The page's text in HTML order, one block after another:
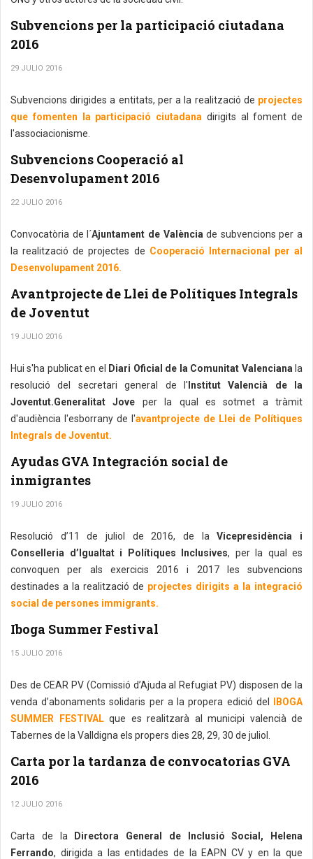
Subvencions per la participació ciutadana
2016
29 JULIO 2016
Subvencions dirigides a entitats, per a la realització de projectes
que fomenten la participació ciutadana dirigits al foment de
l'associacionisme.
Subvencions Cooperació al
Desenvolupament 2016
22 JULIO 2016
Convocatòria de l´Ajuntament de València de subvencions per a
la realització de projectes de Cooperació Internacional per al
Desenvolupament 2016.
Avantprojecte de Llei de Polítiques Integrals
de Joventut
19 JULIO 2016
Hui s'ha publicat en el Diari Oficial de la Comunitat Valenciana la
resolució del secretari general de l' Institut Valencià de la
Joventut.Generalitat Jove per la qual es sotmet a tràmit
d'audiència l'esborrany de l'avantprojecte de Llei de Polítiques
Integrals de Joventut.
Ayudas GVA Integración social de
inmigrantes
19 JULIO 2016
Resolució d’11 de juliol de 2016, de laVicepresidència i
Conselleria d’Igualtat i Polítiques Inclusives, per la qual es
convoquen per als exercicis 2016 i 2017 les subvencions
destinades a la realització de projectes dirigits a la integració
social de persones immigrants.
Iboga Summer Festival
15 JULIO 2016
Des de CEAR PV (Comissió d’Ajuda al Refugiat PV) disposen de la
venda d’abonaments solidaris per a la propera edició del
IBOGA
SUMMER FESTIVALque es realitzarà al municipi valencià de
Tabernes de la Valldigna els propers dies 28, 29, 30 de juliol.
Carta por la tardanza de convocatorias GVA
2016
12 JULIO 2016
Carta de la
Directora General de Inclusió Social, Helena
Ferrando, dirigida a las entidades de la EAPN CV y en la que